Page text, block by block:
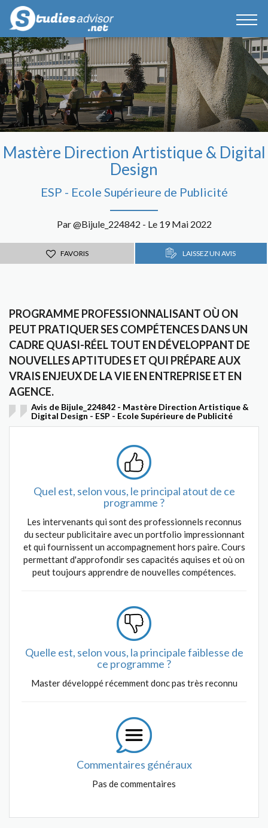
Mastère Direction Artistique & Digital
Design
ESP - Ecole Supérieure de Publicité
Par @Bijule_224842 - Le 19 Mai 2022
FAVORIS LAISSEZ UN AVIS
PROGRAMME PROFESSIONNALISANT OÙ ON
PEUT PRATIQUER SES COMPÉTENCES DANS UN
CADRE QUASI-RÉEL TOUT EN DÉVELOPPANT DE
NOUVELLES APTITUDES ET QUI PRÉPARE AUX
VRAIS ENJEUX DE LA VIE EN ENTREPRISE ET EN
AGENCE.
Avis de Bijule_224842 - Mastère Direction Artistique &
Digital Design - ESP - Ecole Supérieure de Publicité
Quel est, selon vous, le principal atout de ce
programme ?
Les intervenants qui sont des professionnels reconnus
du secteur publicitaire avec un portfolio impressionnant
et qui fournissent un accompagnement hors paire. Cours
permettant d'approfondir ses capacités aquises et où on
peut toujours apprendre de nouvelles compétences.
Quelle est, selon vous, la principale faiblesse de
ce programme ?
Master développé récemment donc pas très reconnu
Commentaires généraux
Pas de commentaires